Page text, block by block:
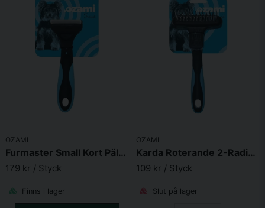
OZAMI
Furmaster Small Kort Päls Fin 43 Tänder Bred 4,5cm
179 kr / Styck
Finns i lager
OZAMI
Karda Roterande 2-Radig 13 Långa/12 Korta 16,9X9X5cm
109 kr / Styck
Slut på lager